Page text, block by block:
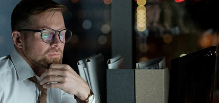
Anderson Timm
23 de abr. de 2025